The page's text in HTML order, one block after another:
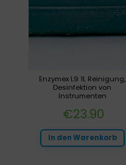
Enzymex L9 1L Reinigung,
Desinfektion von
Instrumenten
€23.90
In den Warenkorb